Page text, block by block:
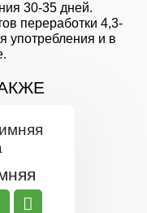
30-35 дней.
переработки 4,3-
употребления и в